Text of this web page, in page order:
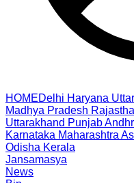
HOMEDelhi Haryana
Madhya Pradesh
Uttarakhand Punjab
Karnataka Maharashtra
Odisha Kerala
Jansamasya
News